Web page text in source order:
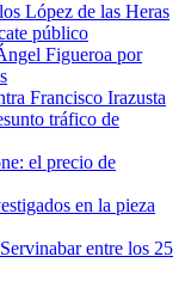
López de las Heras
público
Figueroa por
Francisco Irazusta
tráfico de
el precio de
en la pieza
entre los 25